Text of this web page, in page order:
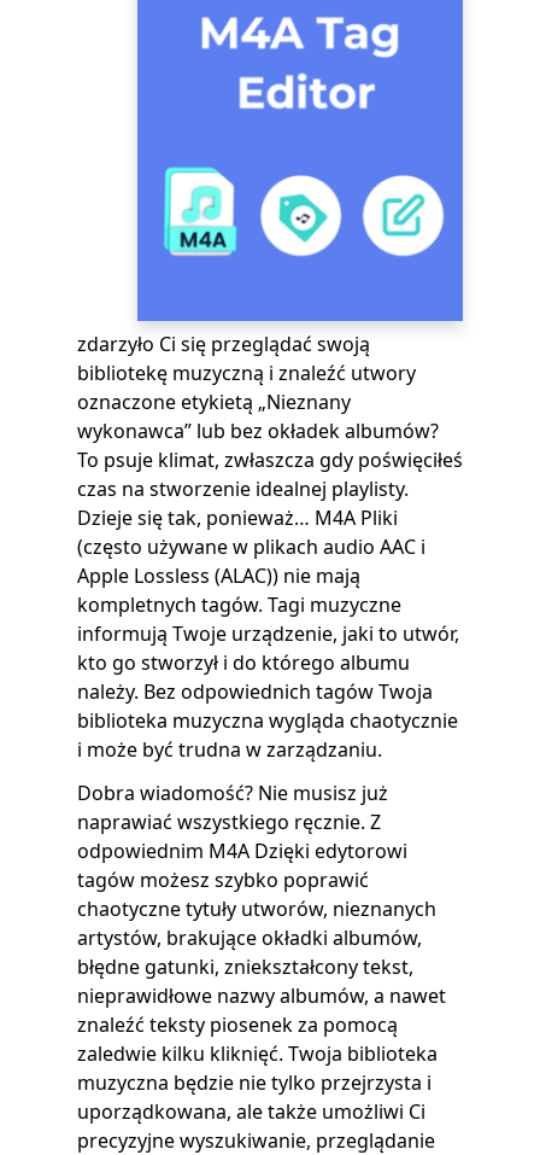
zdarzyło Ci się przeglądać swoją
bibliotekę muzyczną i znaleźć utwory
oznaczone etykietą „Nieznany
wykonawca” lub bez okładek albumów?
To psuje klimat, zwłaszcza gdy poświęciłeś
czas na stworzenie idealnej playlisty.
Dzieje się tak, ponieważ… M4A Pliki
(często używane w plikach audio AAC i
Apple Lossless (ALAC)) nie mają
kompletnych tagów. Tagi muzyczne
informują Twoje urządzenie, jaki to utwór,
kto go stworzył i do którego albumu
należy. Bez odpowiednich tagów Twoja
biblioteka muzyczna wygląda chaotycznie
i może być trudna w zarządzaniu.
Dobra wiadomość? Nie musisz już
naprawiać wszystkiego ręcznie. Z
odpowiednim M4A Dzięki edytorowi
tagów możesz szybko poprawić
chaotyczne tytuły utworów, nieznanych
artystów, brakujące okładki albumów,
błędne gatunki, zniekształcony tekst,
nieprawidłowe nazwy albumów, a nawet
znaleźć teksty piosenek za pomocą
zaledwie kilku kliknięć. Twoja biblioteka
muzyczna będzie nie tylko przejrzysta i
uporządkowana, ale także umożliwi Ci
precyzyjne wyszukiwanie, przeglądanie